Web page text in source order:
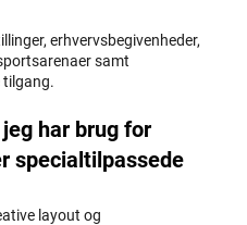
erhvervsbegivenheder,
samt
tilgang.
har brug for
specialtilpassede
layout og